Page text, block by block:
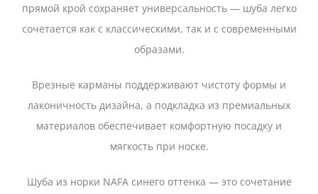
прямой крой сохраняет универсальность — шуба легко
сочетается как с классическими, так и с современными
образами.
Врезные карманы поддерживают чистоту формы и
лаконичность дизайна, а подкладка из премиальных
материалов обеспечивает комфортную посадку и
мягкость при носке.
Шуба из норки NAFA синего оттенка — это сочетание